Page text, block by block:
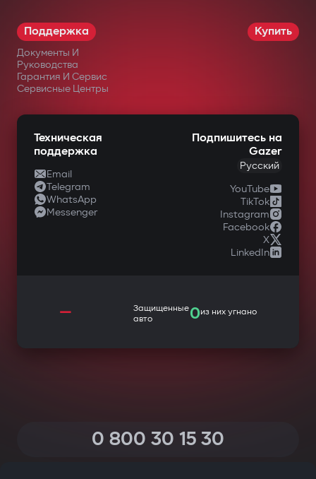
Поддержка
Документы И
Руководства
Гарантия И Сервис
Сервисные Центры
Купить
Техническая
поддержка
Email
Telegram
WhatsApp
Messenger
Подпишитесь на
Gazer
Русский
YouTube
TikTok
Instagram
Facebook
X
LinkedIn
—
Защищенные
авто
0из них угнано
0 800 30 15 30